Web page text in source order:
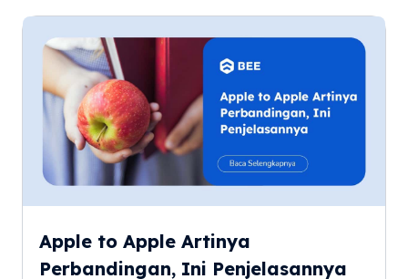
Apple to Apple Artinya
Perbandingan, Ini Penjelasannya